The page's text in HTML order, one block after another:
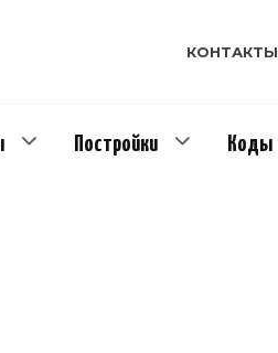
КОНТАКТЫ
Постройки Коды